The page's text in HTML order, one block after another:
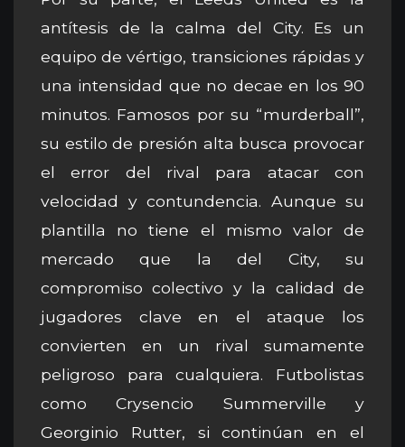
antítesis de la calma del City. Es un
equipo de vértigo, transiciones rápidas y
una intensidad que no decae en los 90
minutos. Famosos por su “murderball”,
su estilo de presión alta busca provocar
el error del rival para atacar con
velocidad y contundencia. Aunque su
plantilla no tiene el mismo valor de
mercado que la del City, su
compromiso colectivo y la calidad de
jugadores clave en el ataque los
convierten en un rival sumamente
peligroso para cualquiera. Futbolistas
como Crysencio Summerville y
Georginio Rutter, si continúan en el